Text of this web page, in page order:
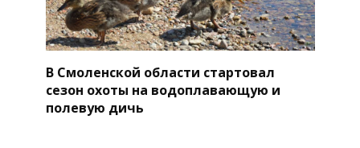
В Смоленской области стартовал
сезон охоты на водоплавающую и
полевую дичь